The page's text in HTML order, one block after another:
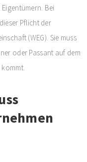
Bei
Pflicht der
(WEG). Sie muss
oder Passant auf dem